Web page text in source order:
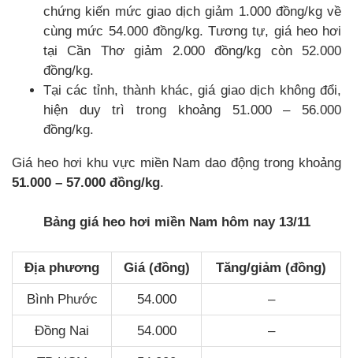
chứng kiến mức giao dịch giảm 1.000 đồng/kg về
cùng mức 54.000 đồng/kg. Tương tự, giá heo hơi
tại Cần Thơ giảm 2.000 đồng/kg còn 52.000
đồng/kg.
Tại các tỉnh, thành khác, giá giao dịch không đổi,
hiện duy trì trong khoảng 51.000 – 56.000
đồng/kg.
Giá heo hơi khu vực miền Nam dao động trong khoảng
51.000 – 57.000 đồng/kg.
Bảng giá heo hơi miền Nam hôm nay 13/11
Địa phương Giá (đồng) Tăng/giảm (đồng)
Bình Phước 54.000 –
Đồng Nai 54.000 –